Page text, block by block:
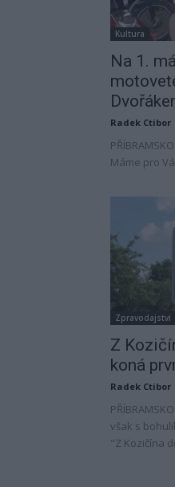
Kultura
Na 1.
Radek Ctibor
Máme pro
Zpravodajství
Z
koná
Radek Ctibor
však s
"Z Kozičína